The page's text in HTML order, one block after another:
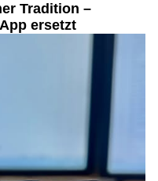
Tradition –
ersetzt